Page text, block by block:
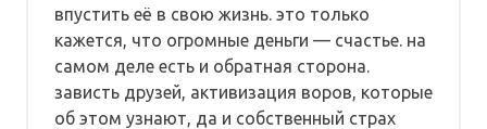
впустить её в свою жизнь. это только
кажется, что огромные деньги — счастье. на
самом деле есть и обратная сторона.
зависть друзей, активизация воров, которые
об этом узнают, да и собственный страх